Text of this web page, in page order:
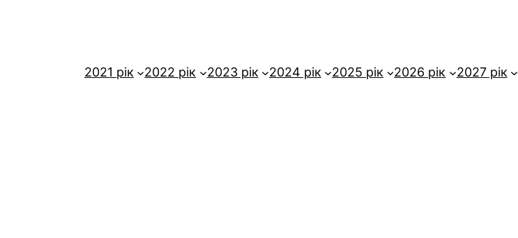
2021 рік 2022 рік 2023 рік 2024 рік 2025 рік 2026 рік 2027 рік